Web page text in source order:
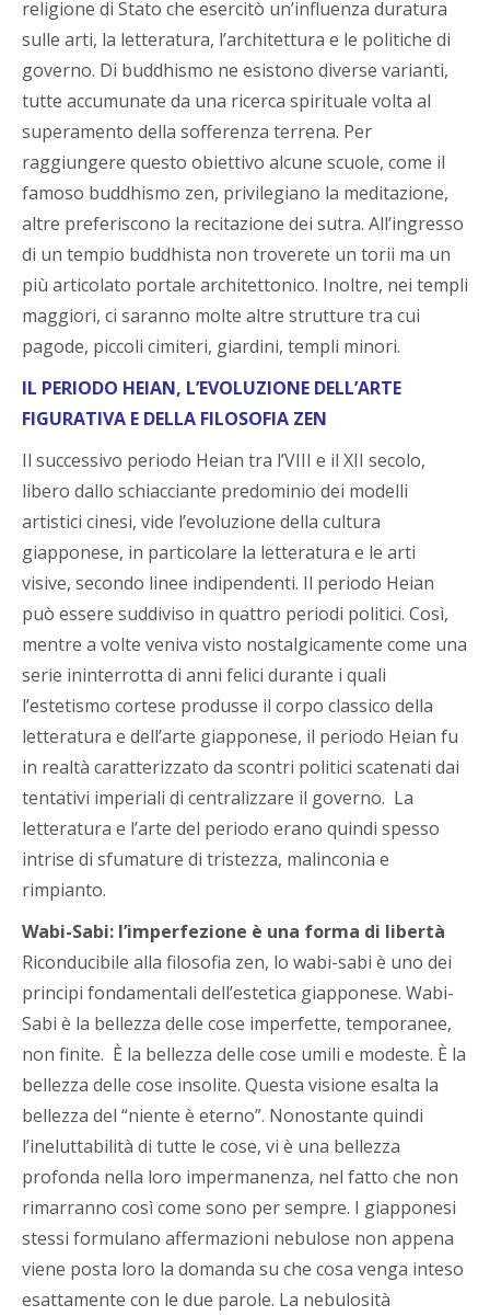
religione di Stato che esercitò un’influenza duratura
sulle arti, la letteratura, l’architettura e le politiche di
governo. Di buddhismo ne esistono diverse varianti,
tutte accumunate da una ricerca spirituale volta al
superamento della sofferenza terrena. Per
raggiungere questo obiettivo alcune scuole, come il
famoso buddhismo zen, privilegiano la meditazione,
altre preferiscono la recitazione dei sutra. All’ingresso
di un tempio buddhista non troverete un torii ma un
più articolato portale architettonico. Inoltre, nei templi
maggiori, ci saranno molte altre strutture tra cui
pagode, piccoli cimiteri, giardini, templi minori.
IL PERIODO HEIAN, L’EVOLUZIONE DELL’ARTE
FIGURATIVA E DELLA FILOSOFIA ZEN
Il successivo periodo Heian tra l’VIII e il XII secolo,
libero dallo schiacciante predominio dei modelli
artistici cinesi, vide l’evoluzione della cultura
giapponese, in particolare la letteratura e le arti
visive, secondo linee indipendenti. Il periodo Heian
può essere suddiviso in quattro periodi politici. Così,
mentre a volte veniva visto nostalgicamente come una
serie ininterrotta di anni felici durante i quali
l’estetismo cortese produsse il corpo classico della
letteratura e dell’arte giapponese, il periodo Heian fu
in realtà caratterizzato da scontri politici scatenati dai
tentativi imperiali di centralizzare il governo. La
letteratura e l’arte del periodo erano quindi spesso
intrise di sfumature di tristezza, malinconia e
rimpianto.
Wabi-Sabi: l’imperfezione è una forma di libertà
Riconducibile alla filosofia zen, lo wabi-sabi è uno dei
principi fondamentali dell’estetica giapponese. Wabi-
Sabi è la bellezza delle cose imperfette, temporanee,
non finite. È la bellezza delle cose umili e modeste. È la
bellezza delle cose insolite. Questa visione esalta la
bellezza del “niente è eterno”. Nonostante quindi
l’ineluttabilità di tutte le cose, vi è una bellezza
profonda nella loro impermanenza, nel fatto che non
rimarranno così come sono per sempre. I giapponesi
stessi formulano affermazioni nebulose non appena
viene posta loro la domanda su che cosa venga inteso
esattamente con le due parole. La nebulosità